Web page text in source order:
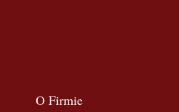
O Firmie